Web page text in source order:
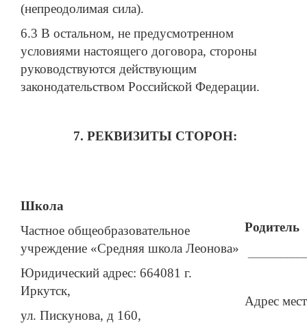
(непреодолимая сила).
6.3 В остальном, не предусмотренном
условиями настоящего договора, стороны
руководствуются действующим
законодательством Российской Федерации.
7. РЕКВИЗИТЫ СТОРОН:
Школа
Частное общеобразовательное
учреждение «Средняя школа Леонова»
Юридический адрес: 664081 г.
Иркутск,
ул. Пискунова, д 160,
Родитель
Адрес